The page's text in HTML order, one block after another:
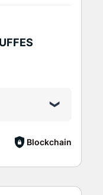
Blockchain